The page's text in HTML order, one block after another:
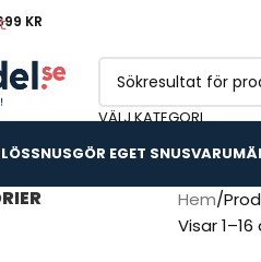
KR
VÄLJ KATEGORI
LÖSSNUSGÖR EGET SNUS
Hem
Visar